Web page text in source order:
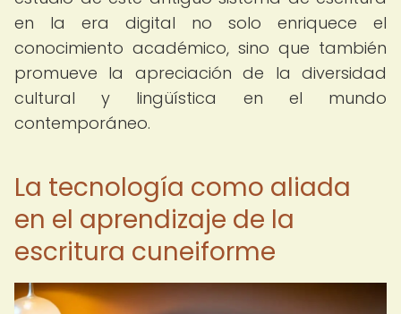
en la era digital no solo enriquece el
conocimiento académico, sino que también
promueve la apreciación de la diversidad
cultural y lingüística en el mundo
contemporáneo.
La tecnología como aliada
en el aprendizaje de la
escritura cuneiforme